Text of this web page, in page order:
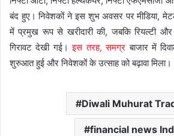
बंद हुए। निवेशकों ने इस शुभ अवसर पर मीडिया,
में प्रमुख रूप से खरीदारी की, जबकि रियल्टी
गिरावट देखी गई।इस तरह, समग्र बाजार में
शुरुआत हुई और निवेशकों के उत्साह को बढ़ावा मिला।
Diwali Muhurat
financial news